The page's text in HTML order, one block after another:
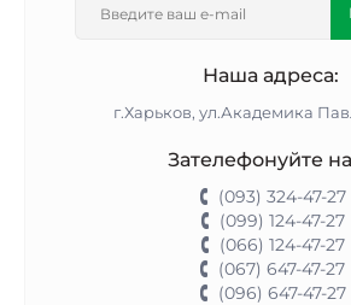
Наша адреса:
г.Харьков, ул.Академика
Зателефонуйте
(093) 324-47-27
(099) 124-47-27
(066) 124-47-27
(067) 647-47-27
(096) 647-47-27